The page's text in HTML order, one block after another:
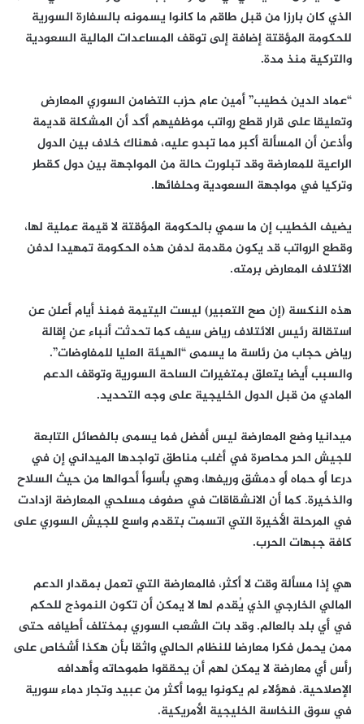
الذي كان بارزا من قبل طاقم ما كانوا يسمونه بالسفارة السورية
للحكومة المؤقتة إضافة إلى توقف المساعدات المالية السعودية
والتركية منذ مدة.
“عماد الدين خطيب” أمين عام حزب التضامن السوري المعارض
وتعليقا على قرار قطع رواتب موظفيهم أكد أن المشكلة قديمة
وأذعن أن المسألة أكبر مما تبدو عليه، فهناك خلاف بين الدول
الراعية للمعارضة وقد تبلورت حالة من المواجهة بين دول كقطر
وتركيا في مواجهة السعودية وحلفائها.
يضيف الخطيب إن ما سمي بالحكومة المؤقتة لا قيمة عملية لها،
وقطع الرواتب قد يكون مقدمة لدفن هذه الحكومة تمهيدا لدفن
الائتلاف المعارض برمته.
هذه النكسة (إن صح التعبير) ليست اليتيمة فمنذ أيام أعلن عن
استقالة رئيس الائتلاف رياض سيف كما تحدثت أنباء عن إقالة
رياض حجاب من رئاسة ما يسمى “الهيئة العليا للمفاوضات”.
والسبب أيضا يتعلق بمتغيرات الساحة السورية وتوقف الدعم
المادي من قبل الدول الخليجية على وجه التحديد.
ميدانيا وضع المعارضة ليس أفضل فما يسمى بالفصائل التابعة
للجيش الحر محاصرة في أغلب مناطق تواجدها الميداني إن في
درعا أو حماه أو دمشق وريفها، وهي بأسوأ أحوالها من حيث السلاح
والذخيرة. كما أن الانشقاقات في صفوف مسلحي المعارضة ازدادت
في المرحلة الأخيرة التي اتسمت بتقدم واسع للجيش السوري على
كافة جبهات الحرب.
هي إذا مسألة وقت لا أكثر، فالمعارضة التي تعمل بمقدار الدعم
المالي الخارجي الذي يُقدم لها لا يمكن أن تكون النموذج للحكم
في أي بلد بالعالم. وقد بات الشعب السوري بمختلف أطيافه حتى
ممن يحمل فكرا معارضا للنظام الحالي واثقا بأن هكذا أشخاص على
رأس أي معارضة لا يمكن لهم أن يحققوا طموحاته وأهدافه
الإصلاحية. فهؤلاء لم يكونوا يوما أكثر من عبيد وتجار دماء سورية
في سوق النخاسة الخليجية الأمريكية.